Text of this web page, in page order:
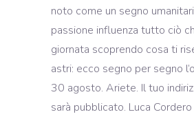
noto come un segno
passione influenza tutto ciò
giornata scoprendo cosa ti
astri: ecco segno per segno
30 agosto. Ariete. Il tuo
sarà pubblicato. Luca